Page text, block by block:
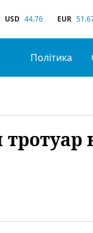
USD 44.76 EUR
Політика